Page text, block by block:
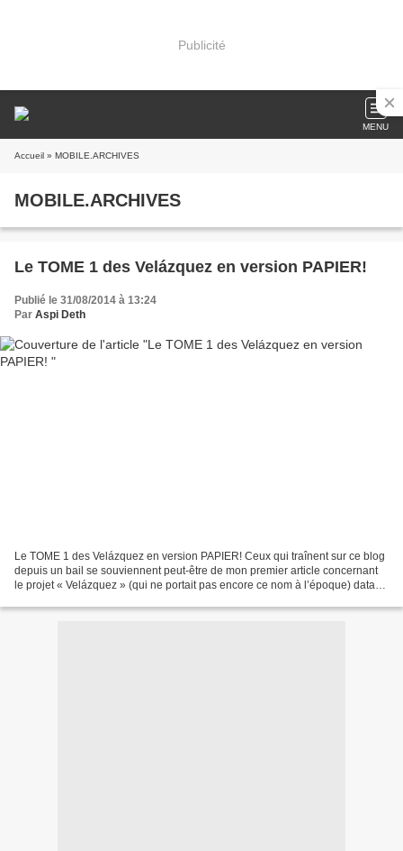
Publicité
MENU
Accueil » MOBILE.ARCHIVES
MOBILE.ARCHIVES
Le TOME 1 des Velázquez en version PAPIER!
Publié le 31/08/2014 à 13:24
Par Aspi Deth
Le TOME 1 des Velázquez en version PAPIER! Ceux qui traînent sur ce blog
depuis un bail se souviennent peut-être de mon premier article concernant
le projet « Velázquez » (qui ne portait pas encore ce nom à l’époque) datant